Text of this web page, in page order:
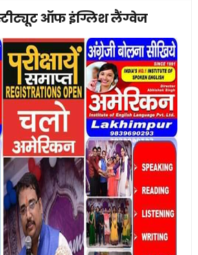
ऑफ इंग्लिश लैंग्वेज